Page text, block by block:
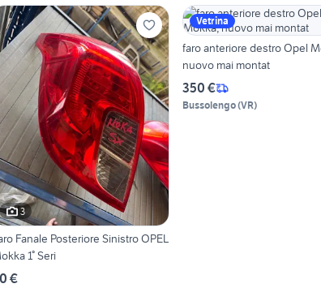
3
Fanale Posteriore Sinistro OPEL
1° Seri
€
Vetrina
faro anteriore destro Opel
nuovo mai montat
350 €
Bussolengo(VR)